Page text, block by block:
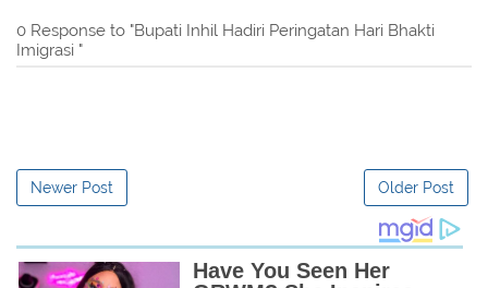
0 Response to "Bupati Inhil Hadiri Peringatan Hari Bhakti
Imigrasi "
Newer Post Older Post